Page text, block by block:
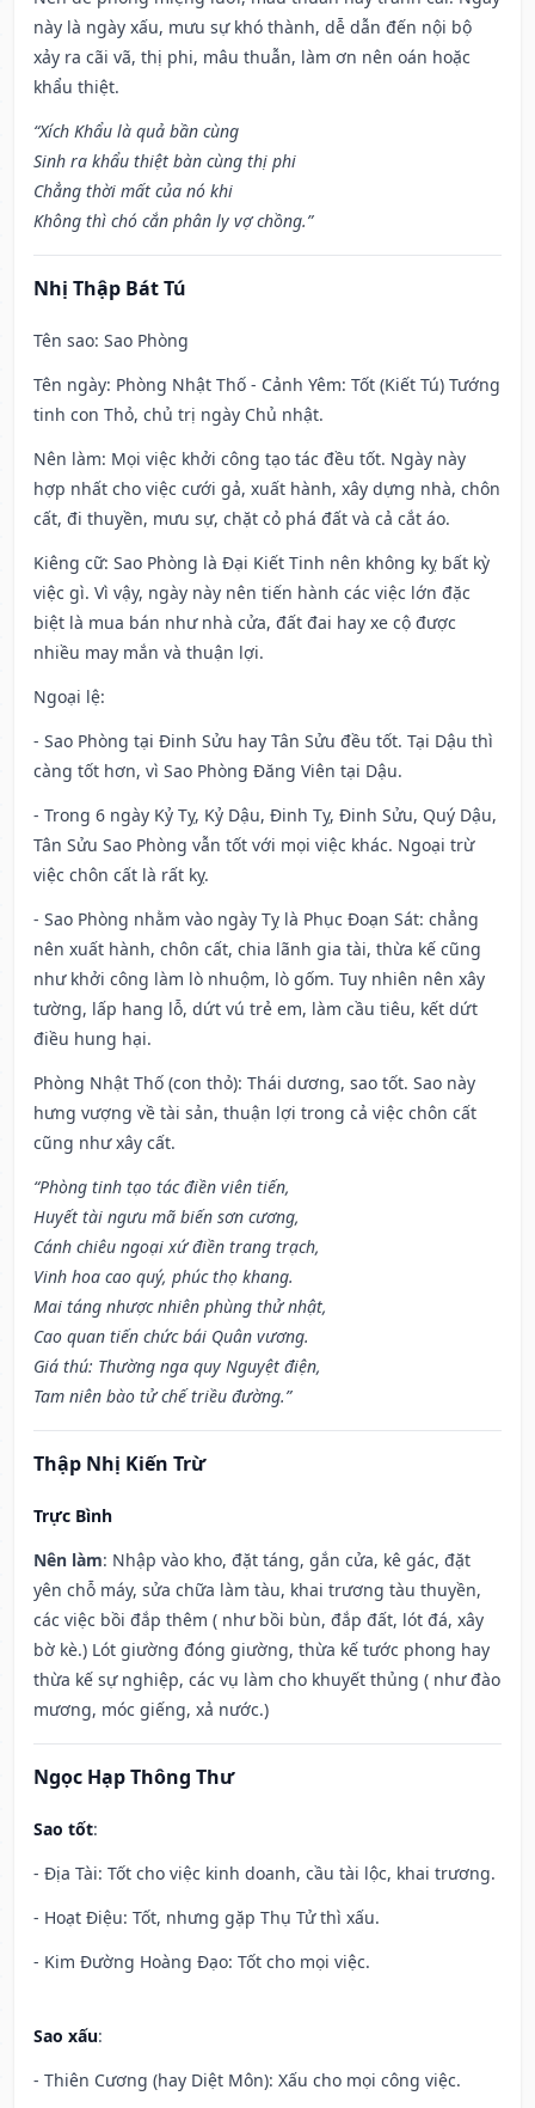
này là ngày xấu, mưu sự khó thành, dễ dẫn đến nội bộ
xảy ra cãi vã, thị phi, mâu thuẫn, làm ơn nên oán hoặc
khẩu thiệt.
“Xích Khẩu là quả bần cùng
Sinh ra khẩu thiệt bàn cùng thị phi
Chẳng thời mất của nó khi
Không thì chó cắn phân ly vợ chồng.”
Nhị Thập Bát Tú
Tên sao: Sao Phòng
Tên ngày: Phòng Nhật Thố - Cảnh Yêm: Tốt (Kiết Tú) Tướng
tinh con Thỏ, chủ trị ngày Chủ nhật.
Nên làm: Mọi việc khởi công tạo tác đều tốt. Ngày này
hợp nhất cho việc cưới gả, xuất hành, xây dựng nhà, chôn
cất, đi thuyền, mưu sự, chặt cỏ phá đất và cả cắt áo.
Kiêng cữ: Sao Phòng là Đại Kiết Tinh nên không kỵ bất kỳ
việc gì. Vì vậy, ngày này nên tiến hành các việc lớn đặc
biệt là mua bán như nhà cửa, đất đai hay xe cộ được
nhiều may mắn và thuận lợi.
Ngoại lệ:
- Sao Phòng tại Đinh Sửu hay Tân Sửu đều tốt. Tại Dậu thì
càng tốt hơn, vì Sao Phòng Đăng Viên tại Dậu.
- Trong 6 ngày Kỷ Tỵ, Kỷ Dậu, Đinh Tỵ, Đinh Sửu, Quý Dậu,
Tân Sửu Sao Phòng vẫn tốt với mọi việc khác. Ngoại trừ
việc chôn cất là rất kỵ.
- Sao Phòng nhằm vào ngày Tỵ là Phục Đoạn Sát: chẳng
nên xuất hành, chôn cất, chia lãnh gia tài, thừa kế cũng
như khởi công làm lò nhuộm, lò gốm. Tuy nhiên nên xây
tường, lấp hang lỗ, dứt vú trẻ em, làm cầu tiêu, kết dứt
điều hung hại.
Phòng Nhật Thố (con thỏ): Thái dương, sao tốt. Sao này
hưng vượng về tài sản, thuận lợi trong cả việc chôn cất
cũng như xây cất.
“Phòng tinh tạo tác điền viên tiến,
Huyết tài ngưu mã biến sơn cương,
Cánh chiêu ngoại xứ điền trang trạch,
Vinh hoa cao quý, phúc thọ khang.
Mai táng nhược nhiên phùng thử nhật,
Cao quan tiến chức bái Quân vương.
Giá thú: Thường nga quy Nguyệt điện,
Tam niên bào tử chế triều đường.”
Thập Nhị Kiến Trừ
Trực Bình
Nên làm: Nhập vào kho, đặt táng, gắn cửa, kê gác, đặt
yên chỗ máy, sửa chữa làm tàu, khai trương tàu thuyền,
các việc bồi đắp thêm ( như bồi bùn, đắp đất, lót đá, xây
bờ kè.) Lót giường đóng giường, thừa kế tước phong hay
thừa kế sự nghiệp, các vụ làm cho khuyết thủng ( như đào
mương, móc giếng, xả nước.)
Ngọc Hạp Thông Thư
Sao tốt:
- Địa Tài: Tốt cho việc kinh doanh, cầu tài lộc, khai trương.
- Hoạt Điệu: Tốt, nhưng gặp Thụ Tử thì xấu.
- Kim Đường Hoàng Đạo: Tốt cho mọi việc.
Sao xấu:
- Thiên Cương (hay Diệt Môn): Xấu cho mọi công việc.